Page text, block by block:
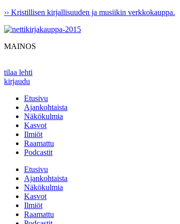
Mene
›› Kristillisen kirjallisuuden ja musiikin verkkokauppa.
MAINOS
tilaa lehti
kirjaudu
Etusivu
Ajankohtaista
Näkökulmia
Kasvot
Ilmiöt
Raamattu
Podcastit
Etusivu
Ajankohtaista
Näkökulmia
Kasvot
Ilmiöt
Raamattu